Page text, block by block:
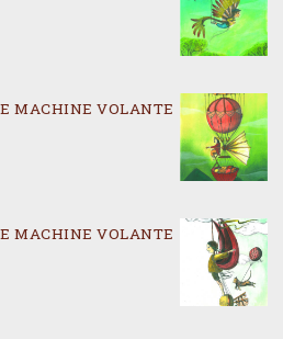
MACHINE VOLANTE
MACHINE VOLANTE